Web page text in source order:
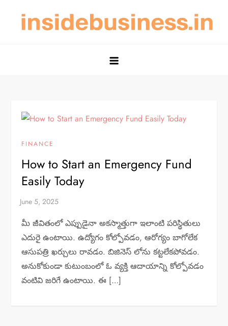
Investment – Insidebusiness.in
FINANCE
How to Start an Emergency Fund
Easily Today
మీ జీవితంలో ఎప్పుడైనా అకస్మాత్తుగా ఇలాంటి పరిస్థితులు
ఎదురై ఉంటాయి. ఉద్యోగం కోల్పోవడం, ఆరోగ్యం బాగోలేక
ఆసుపత్రి ఖర్చులు రావడం. బిజినెస్ లోను కట్టలేకపోవడం.
అనుకోకుండా కుటుంబంలో ఓ వ్యక్తి ఆదాయాన్ని కోల్పోవడం
వంటివి జరిగే ఉంటాయి. ఈ […]